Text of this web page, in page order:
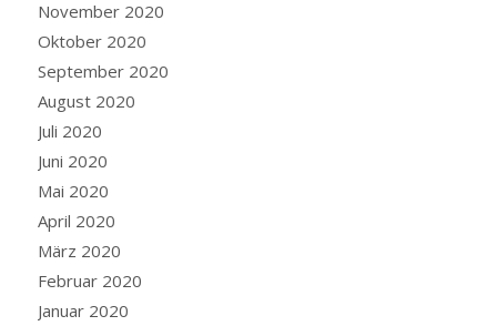
November 2020
Oktober 2020
September 2020
August 2020
Juli 2020
Juni 2020
Mai 2020
April 2020
März 2020
Februar 2020
Januar 2020